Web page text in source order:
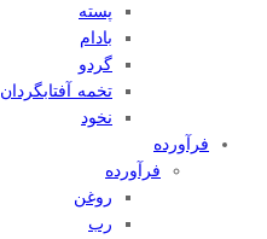
پسته
بادام
گردو
تخمه آفتابگردان
نخود
فرآورده
فرآورده
روغن
رب